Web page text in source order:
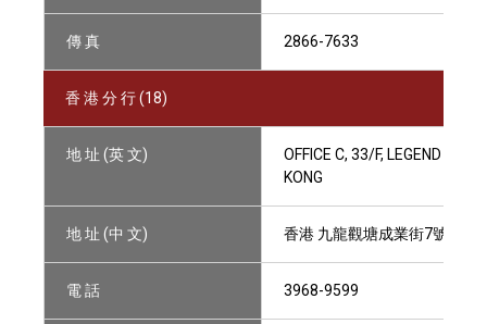
傳 真 2866-7633
香 港 分 行 (18)
地 址 (英 文)
OFFICE C, 33/F, LEGEND
KONG
地 址 (中 文) 香港 九龍觀塘成業街7號寧晉
電 話 3968-9599